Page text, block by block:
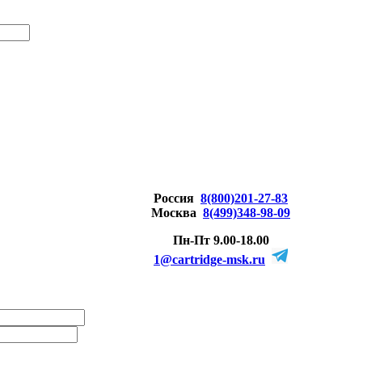
Россия 8(800)201-27-83
Москва 8(499)348-98-09
Пн-Пт 9.00-18.00
1@cartridge-msk.ru